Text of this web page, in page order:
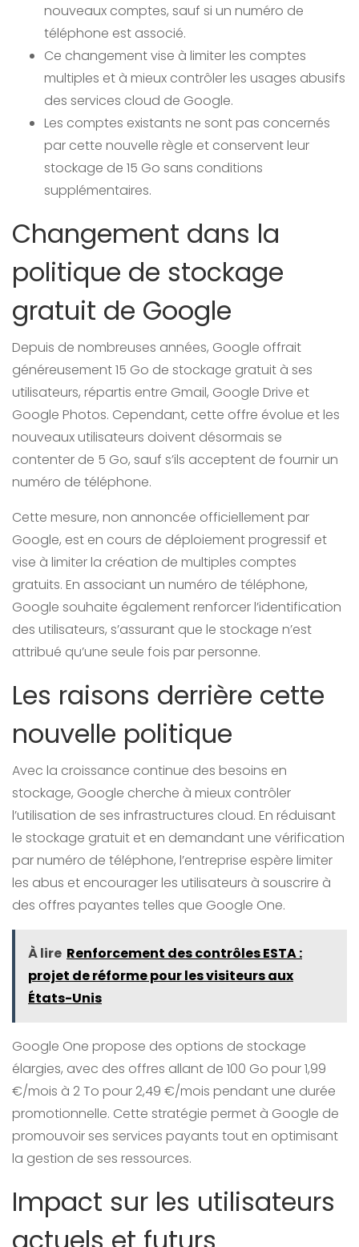
nouveaux comptes, sauf si un numéro de
téléphone est associé.
Ce changement vise à limiter les comptes
multiples et à mieux contrôler les usages abusifs
des services cloud de Google.
Les comptes existants ne sont pas concernés
par cette nouvelle règle et conservent leur
stockage de 15 Go sans conditions
supplémentaires.
Changement dans la
politique de stockage
gratuit de Google
Depuis de nombreuses années, Google offrait
généreusement 15 Go de stockage gratuit à ses
utilisateurs, répartis entre Gmail, Google Drive et
Google Photos. Cependant, cette offre évolue et les
nouveaux utilisateurs doivent désormais se
contenter de 5 Go, sauf s’ils acceptent de fournir un
numéro de téléphone.
Cette mesure, non annoncée officiellement par
Google, est en cours de déploiement progressif et
vise à limiter la création de multiples comptes
gratuits. En associant un numéro de téléphone,
Google souhaite également renforcer l’identification
des utilisateurs, s’assurant que le stockage n’est
attribué qu’une seule fois par personne.
Les raisons derrière cette
nouvelle politique
Avec la croissance continue des besoins en
stockage, Google cherche à mieux contrôler
l’utilisation de ses infrastructures cloud. En réduisant
le stockage gratuit et en demandant une vérification
par numéro de téléphone, l’entreprise espère limiter
les abus et encourager les utilisateurs à souscrire à
des offres payantes telles que Google One.
À lire Renforcement des contrôles ESTA :
projet de réforme pour les visiteurs aux
États-Unis
Google One propose des options de stockage
élargies, avec des offres allant de 100 Go pour 1,99
€/mois à 2 To pour 2,49 €/mois pendant une durée
promotionnelle. Cette stratégie permet à Google de
promouvoir ses services payants tout en optimisant
la gestion de ses ressources.
Impact sur les utilisateurs